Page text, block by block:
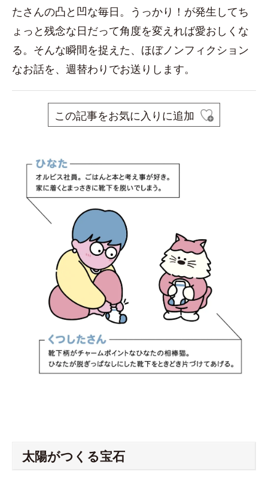
たさんの凸と凹な毎日。うっかり！が発生してち
ょっと残念な日だって角度を変えれば愛おしくな
る。そんな瞬間を捉えた、ほぼノンフィクション
なお話を、週替わりでお送りします。
この記事をお気に入りに追加
太陽がつくる宝石